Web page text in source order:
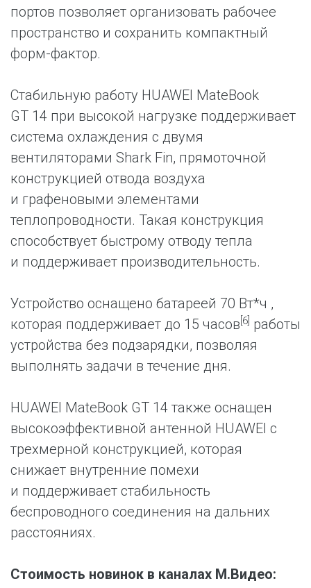
портов позволяет организовать рабочее
пространство и сохранить компактный
форм-фактор.
Стабильную работу HUAWEI MateBook
GT 14 при высокой нагрузке поддерживает
система охлаждения с двумя
вентиляторами Shark Fin, прямоточной
конструкцией отвода воздуха
и графеновыми элементами
теплопроводности. Такая конструкция
способствует быстрому отводу тепла
и поддерживает производительность.
Устройство оснащено батареей 70 Вт*ч ,
которая поддерживает до 15 часов [6] работы
устройства без подзарядки, позволяя
выполнять задачи в течение дня.
HUAWEI MateBook GT 14 также оснащен
высокоэффективной антенной HUAWEI с
трехмерной конструкцией, которая
снижает внутренние помехи
и поддерживает стабильность
беспроводного соединения на дальних
расстояниях.
Стоимость новинок в каналах М.Видео: